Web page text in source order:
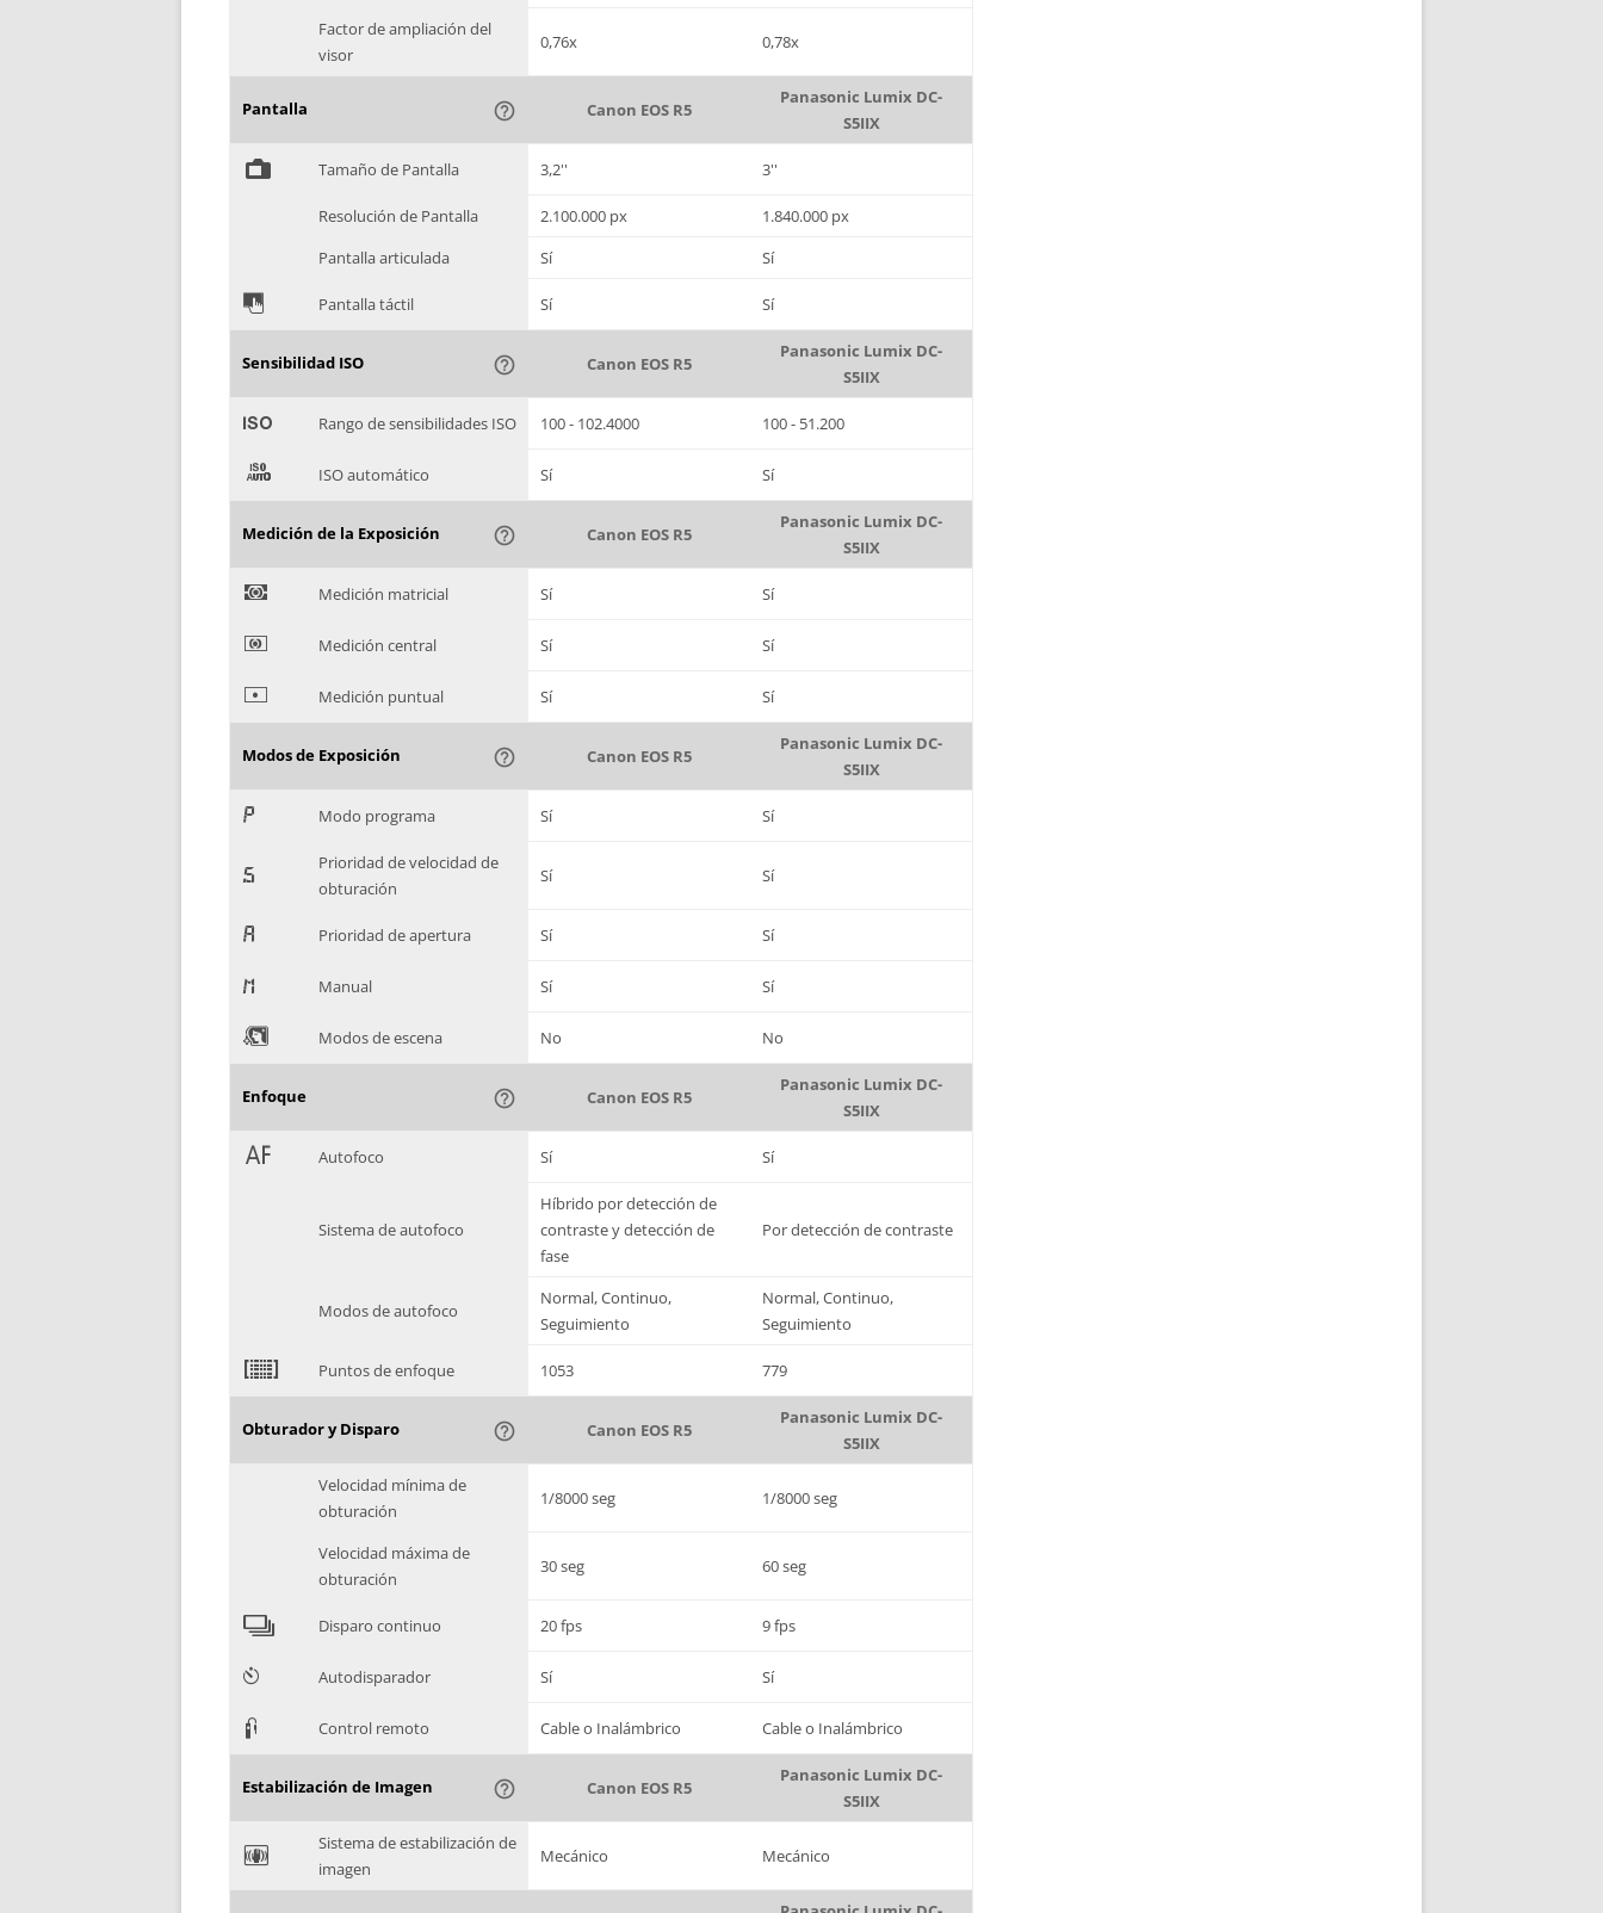
Factor de ampliación del
visor
0,76x 0,78x
Pantalla help_outline Canon EOS R5
Panasonic Lumix DC-
S5IIX
% Tamaño de Pantalla 3,2'' 3''
Resolución de Pantalla 2.100.000 px
1.840.000 px
Pantalla articulada
Sí Sí
& Pantalla táctil Sí Sí
Sensibilidad ISO help_outline Canon EOS R5
Panasonic Lumix DC-
S5IIX
' Rango de sensibilidades ISO 100 - 102.4000 100 - 51.200
( ISO automático Sí Sí
Medición de la Exposición help_outline Canon EOS R5
Panasonic Lumix DC-
S5IIX
) Medición matricial Sí Sí
* Medición central Sí Sí
+ Medición puntual Sí Sí
Modos de Exposición help_outline Canon EOS R5
Panasonic Lumix DC-
S5IIX
, Modo programa Sí Sí
-
Prioridad de velocidad de
obturación
Sí Sí
. Prioridad de apertura Sí Sí
/ Manual Sí Sí
0 Modos de escena No No
Enfoque help_outline Canon EOS R5
Panasonic Lumix DC-
S5IIX
1 Autofoco Sí Sí
Sistema de autofoco
Híbrido por detección de
contraste y detección de
fase
Por detección de contraste
Modos de autofoco
Normal, Continuo,
Seguimiento
Normal, Continuo,
Seguimiento
2 Puntos de enfoque 1053 779
Obturador y Disparo help_outline Canon EOS R5
Panasonic Lumix DC-
S5IIX
Velocidad mínima de
obturación
1/8000 seg 1/8000 seg
Velocidad máxima de
obturación
30 seg 60 seg
4 Disparo continuo 20 fps 9 fps
6 Autodisparador Sí Sí
3 Control remoto Cable o Inalámbrico Cable o Inalámbrico
Estabilización de Imagen help_outline Canon EOS R5
Panasonic Lumix DC-
S5IIX
F
Sistema de estabilización de
imagen
Mecánico Mecánico